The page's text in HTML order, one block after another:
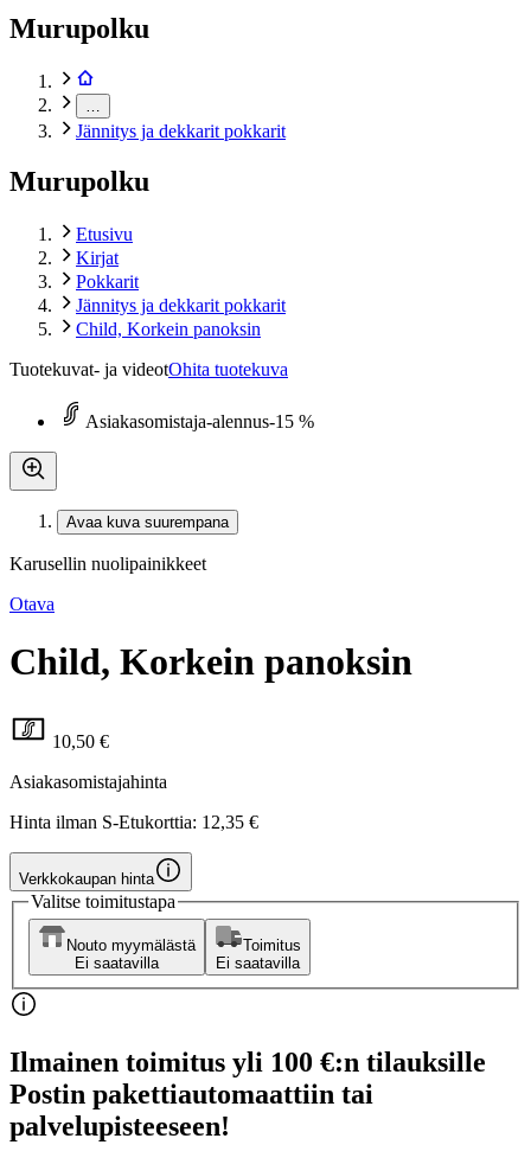
Murupolku
Jännitys ja dekkarit pokkarit
Murupolku
Etusivu
Kirjat
Pokkarit
Jännitys ja dekkarit pokkarit
Child, Korkein panoksin
Tuotekuvat- ja videotOhita tuotekuva
Asiakasomistaja-alennus-15 %
Avaa kuva suurempana
Karusellin nuolipainikkeet
Otava
Child, Korkein panoksin
10,50 €
Asiakasomistajahinta
Hinta ilman S-Etukorttia: 12,35 €
Verkkokaupan hinta
Valitse toimitustapa
Nouto myymälästä
Ei saatavilla
Toimitus
Ei saatavilla
Ilmainen toimitus yli 100 €:n tilauksille
Postin pakettiautomaattiin tai
palvelupisteeseen!